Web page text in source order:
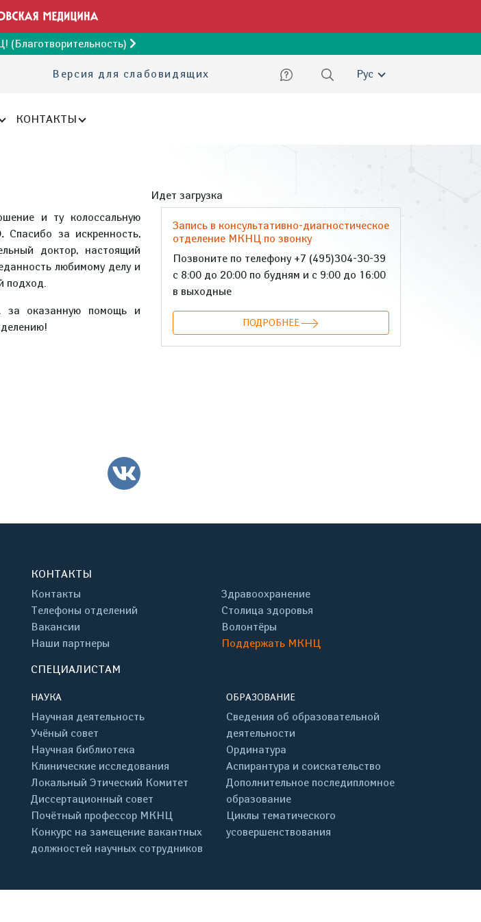
Версия для слабовидящих Русский
КОНТАКТЫ
и ту колоссальную
Спасибо за искренность,
доктор, настоящий
любимому делу и
подход.
за оказанную помощь и
ВКонтакте
Идет загрузка
Запись в консультативно-диагностическое
отделение МКНЦ по звонку
Позвоните по телефону +7 (495)304-30-39
с 8:00 до 20:00 по будням и с 9:00 до 16:00
в выходные
ПОДРОБНЕЕ
КОНТАКТЫ
Контакты
Телефоны отделений
Вакансии
Наши партнеры
Здравоохранение
Столица здоровья
Волонтёры
Поддержать МКНЦ
СПЕЦИАЛИСТАМ
НАУКА
Научная деятельность
Учёный совет
Научная библиотека
Клинические исследования
Локальный Этический Комитет
Диссертационный совет
Почётный профессор МКНЦ
Конкурс на замещение вакантных
должностей научных сотрудников
ОБРАЗОВАНИЕ
Сведения об образовательной
деятельности
Ординатура
Аспирантура и соискательство
Дополнительное последипломное
образование
Циклы тематического
усовершенствования